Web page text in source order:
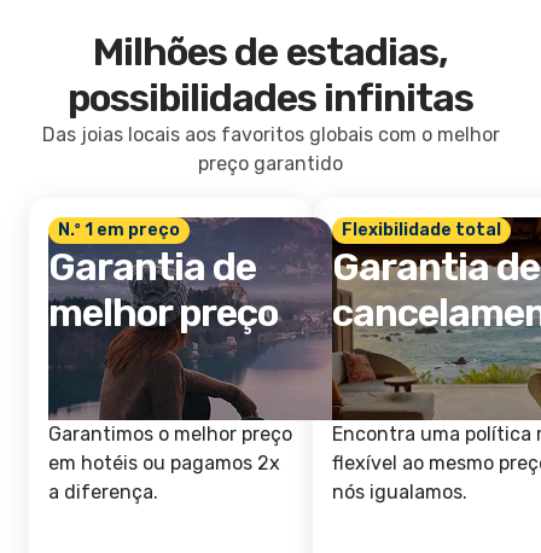
Milhões de estadias,
possibilidades infinitas
Das joias locais aos favoritos globais com o melhor
preço garantido
N.º 1 em preço
Garantia de
melhor preço
Garantimos o melhor preço
em hotéis ou pagamos 2x
a diferença.
Flexibilidade total
Garantia de
Encontra uma política
flexível ao mesmo
nós igualamos.